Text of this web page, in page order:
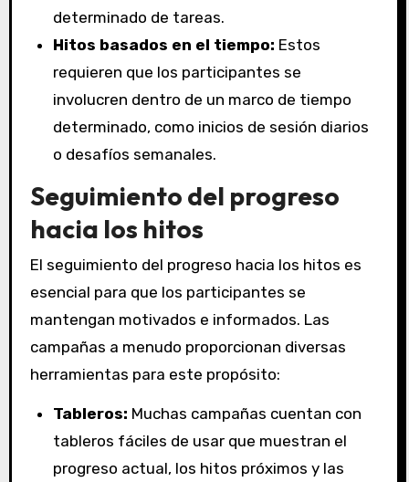
determinado de tareas.
Hitos basados en el tiempo: Estos
requieren que los participantes se
involucren dentro de un marco de tiempo
determinado, como inicios de sesión diarios
o desafíos semanales.
Seguimiento del progreso
hacia los hitos
El seguimiento del progreso hacia los hitos es
esencial para que los participantes se
mantengan motivados e informados. Las
campañas a menudo proporcionan diversas
herramientas para este propósito:
Tableros: Muchas campañas cuentan con
tableros fáciles de usar que muestran el
progreso actual, los hitos próximos y las